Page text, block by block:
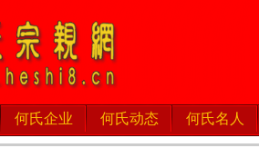
何氏企业 何氏动态 何氏名人